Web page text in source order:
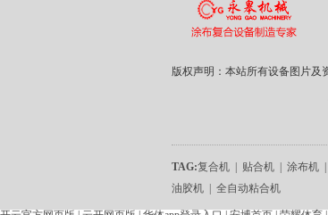
版权声明：本站所有设备图片
TAG:复合机 贴合机 涂布机
油胶机
全自动粘合机